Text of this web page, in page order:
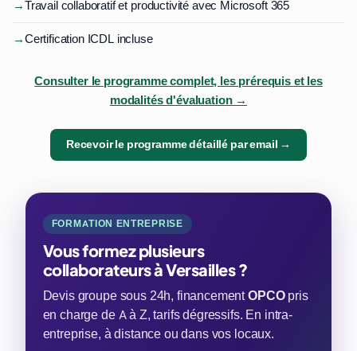
→Travail collaboratif et productivité avec Microsoft 365
→Certification ICDL incluse
Consulter le programme complet, les prérequis et les
modalités d'évaluation →
Recevoir le programme détaillé par email →
FORMATION ENTREPRISE
Vous formez plusieurs
collaborateurs à Versailles ?
Devis groupe sous 24h, financementOPCOpris
en charge de A à Z, tarifs dégressifs. En intra-
entreprise, à distance ou dans vos locaux.